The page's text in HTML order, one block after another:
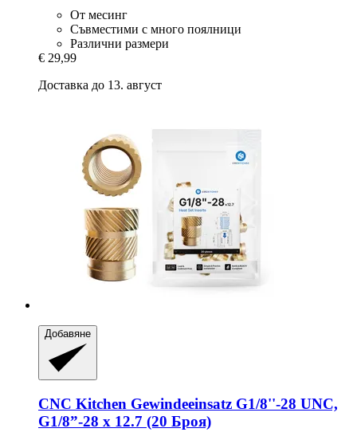
От месинг
Съвместими с много поялници
Различни размери
€ 29,99
Доставка до 13. август
Добавяне
CNC Kitchen Gewindeeinsatz G1/8''-​28 UNC,
G1/8”-​28 x 12.7 (20 Броя)